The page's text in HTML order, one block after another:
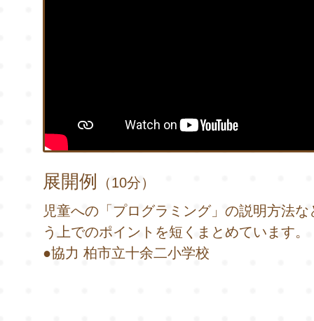
展開例
（10分）
児童への「プログラミング」の説明方法
う上でのポイントを短くまとめています。
●協力 柏市立十余二小学校